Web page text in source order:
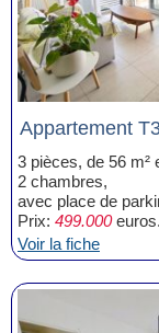
Appartement
3 pièces, de 56 m²
2 chambres,
avec place de
Prix: 499.000euros.
Voir la fiche